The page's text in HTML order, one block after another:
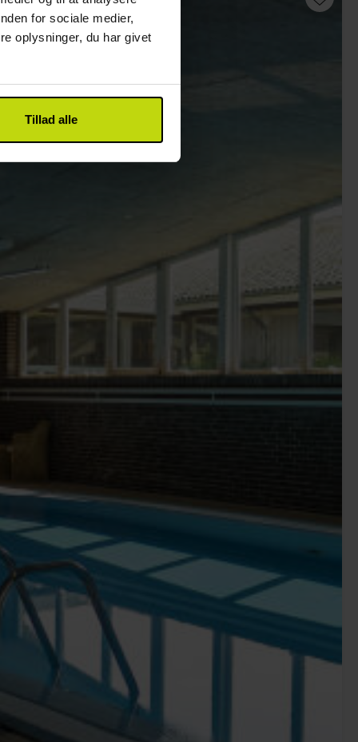
for sociale medier,
oplysninger, du har givet
Tillad alle